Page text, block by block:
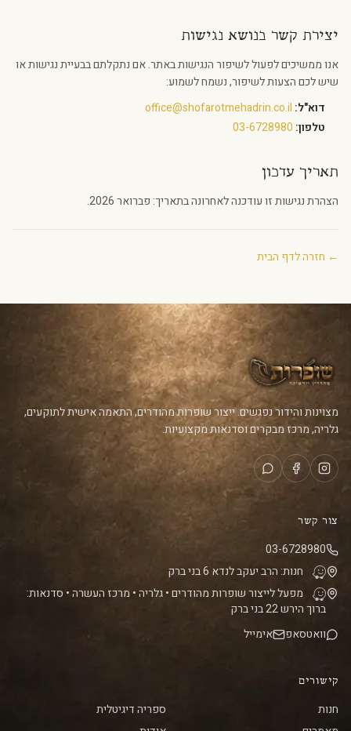
יצירת קשר בנושא נגישות
אנו ממשיכים לפעול לשיפור הנגישות באתר. אם נתקלתם בבעיית נגישות או
שיש לכם הצעות לשיפור, נשמח לשמוע:
דוא"ל: office@shofarotmehadrin.co.il
טלפון: 03-6728980
תאריך עדכון
הצהרת נגישות זו עודכנה לאחרונה בתאריך: פברואר 2026.
← חזרה לדף הבית
מצוינות והידור נפגשים. ייצור שופרות מהודרים, התאמה אישית לתוקעים,
גלריה, מרכז מבקרים וסדנאות מקצועיות.
צור קשר
03-6728980
חנות: הרב יעקב לנדא 6 בני ברק
מפעל לייצור שופרות מהודרים • גלריה • מרכז העשרה • סדנאות:
ברוך הירש 22 בני ברק
וואטסאפ
אימייל
קישורים
חנות
ספריה דיגיטלית